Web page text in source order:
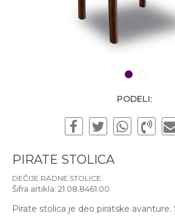
1
PODELI:
PIRATE STOLICA
DEČIJE RADNE STOLICE
Šifra artikla: 21.08.8461.00
Pirate stolica je deo piratske